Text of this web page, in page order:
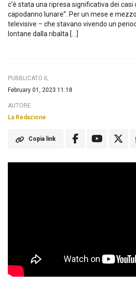
c’è stata una ripresa significativa dei casi
capodanno lunare”. Per un mese e
televisive – che stavano vivendo un
lontane dalla ribalta […]
PUBBLICATO IL
February 01, 2023 11:18
AUTORE
La Redazione
Copia link